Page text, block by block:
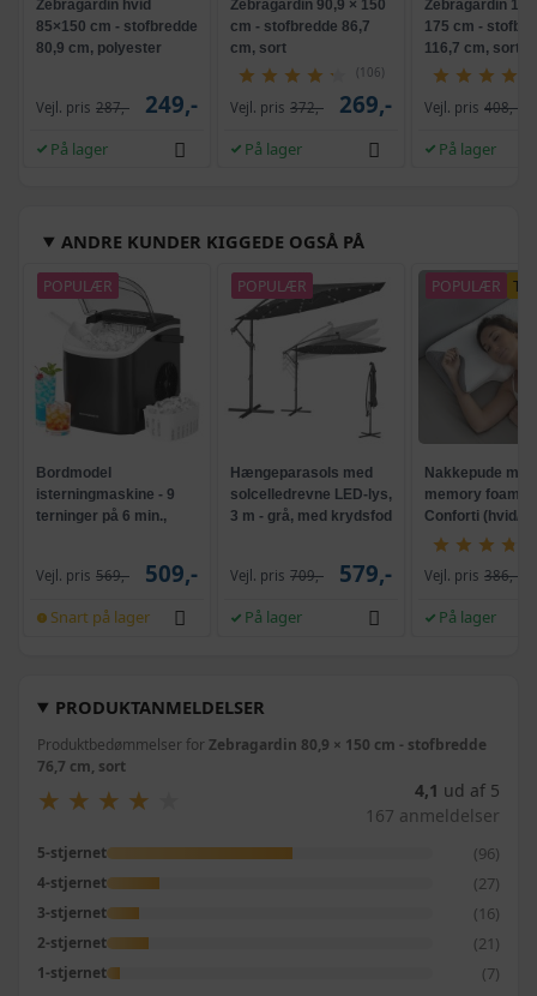
PRODUKTANMELDELSER
Produktbedømmelser forZebragardin 80,9 × 150 cm - stofbredde
76,7 cm, sort
★
★ ★
★ ★
★ ★
★ 4,1 ud af 5
167 anmeldelser
5-stjernet (96)
4-stjernet (27)
3-stjernet (16)
2-stjernet (21)
1-stjernet (7)
Zebragardin hvid
85×150 cm - stofbredde
80,9 cm, polyester
Vejl. pris 287,- 249,-
På lager
Zebragardin 90,9 × 150
cm - stofbredde 86,7
cm, sort
(106)
Vejl. pris 372,- 269,-
På lager
Zebragardin
175 cm -
116,7 cm, sort
Vejl. pris 408,-
På lager
ANDRE KUNDER KIGGEDE OGSÅ PÅ
POPULÆR
Bordmodel
isterningmaskine - 9
terninger på 6 min.,
Vejl. pris 569,- 509,-
Snart på lager
POPULÆR
Hængeparasols med
solcelledrevne LED-lys,
3 m - grå, med krydsfod
Vejl. pris 709,- 579,-
På lager
POPULÆR
Nakkepude med
memory foam -
Conforti (hvid/
Vejl. pris 386,-
På lager